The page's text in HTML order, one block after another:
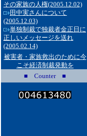
その家族の人権(2005.12.02)
田中実さんについて
(2005.12.03)
単独制裁で独裁者金正日に
正しいメッセージを送れ
(2005.02.14)
被害者・家族救出のために今
こそ経済制裁発動を
■ Counter ■